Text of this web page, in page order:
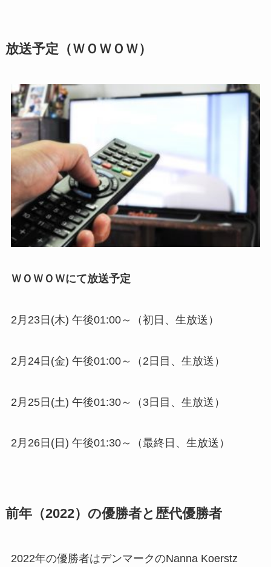
放送予定（ＷＯＷＯＷ）
ＷＯＷＯＷにて放送予定
2月23日(木) 午後01:00～（初日、生放送）
2月24日(金) 午後01:00～（2日目、生放送）
2月25日(土) 午後01:30～（3日目、生放送）
2月26日(日) 午後01:30～（最終日、生放送）
前年（2022）の優勝者と歴代優勝者
2022年の優勝者はデンマークのNanna Koerstz